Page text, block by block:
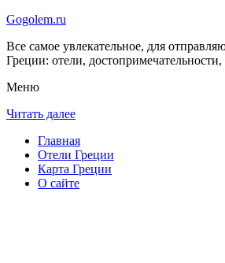
Gogolem.ru
Все самое увлекательное, для
Греции: отели, достопримечательности,
Меню
Читать далее
Главная
Отели Греции
Карта Греции
О сайте